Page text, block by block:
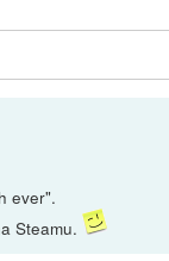
ever".
Steamu.